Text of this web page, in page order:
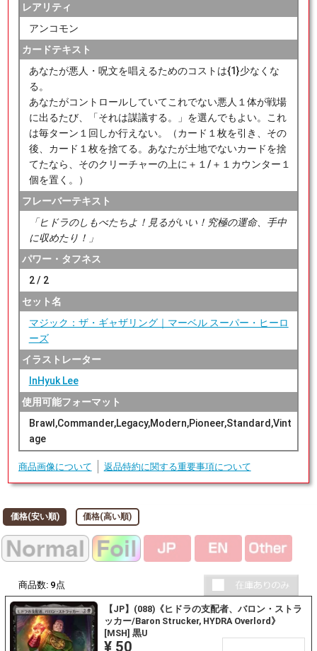
レアリティ
アンコモン
カードテキスト
あなたが悪人・呪文を唱えるためのコストは{1}少なくな
る。
あなたがコントロールしていてこれでない悪人１体が戦場
に出るたび、「それは謀議する。」を選んでもよい。これ
は毎ターン１回しか行えない。（カード１枚を引き、その
後、カード１枚を捨てる。あなたが土地でないカードを捨
てたなら、そのクリーチャーの上に＋１/＋１カウンター１
個を置く。）
フレーバーテキスト
「ヒドラのしもべたちよ！見るがいい！究極の運命、手中
に収めたり！」
パワー・タフネス
2 / 2
セット名
マジック：ザ・ギャザリング｜マーベル スーパー・ヒーロ
ーズ
イラストレーター
InHyuk Lee
使用可能フォーマット
Brawl,Commander,Legacy,Modern,Pioneer,Standard,Vint
age
商品画像について 返品特約に関する重要事項について
価格(安い順) 価格(高い順)
商品数: 9 点
【JP】(088)《ヒドラの支配者、バロン・ストラ
ッカー/Baron Strucker, HYDRA Overlord》
[MSH] 黒U
¥ 50